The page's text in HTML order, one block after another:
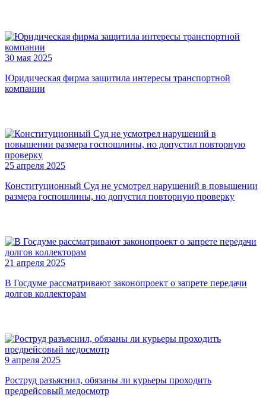
30 мая 2025
Юридическая фирма защитила интересы транспортной
компании
25 апреля 2025
Конституционный Суд не усмотрел нарушений в повышении
размера госпошлины, но допустил повторную проверку
21 апреля 2025
В Госдуме рассматривают законопроект о запрете передачи
долгов коллекторам
9 апреля 2025
Роструд разъяснил, обязаны ли курьеры проходить
предрейсовый медосмотр